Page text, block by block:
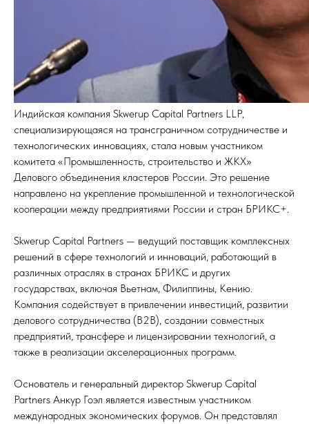
Индийская компания Skwerup Capital Partners LLP,
специализирующаяся на трансграничном сотрудничестве и
технологических инновациях, стала новым участником
комитета «Промышленность, строительство и ЖКХ»
Делового объединения кластеров России. Это решение
направлено на укрепление промышленной и технологической
кооперации между предприятиями России и стран БРИКС+.
Skwerup Capital Partners — ведущий поставщик комплексных
решений в сфере технологий и инноваций, работающий в
различных отраслях в странах БРИКС и других
государствах, включая Вьетнам, Филиппины, Кению.
Компания содействует в привлечении инвестиций, развитии
делового сотрудничества (B2B), создании совместных
предприятий, трансфере и лицензировании технологий, а
также в реализации акселерационных программ.
Основатель и генеральный директор Skwerup Capital
Partners Анкур Гоэл является известным участником
международных экономических форумов. Он представлял